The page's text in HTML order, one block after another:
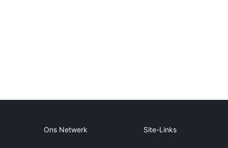
Ons Netwerk Site-Links